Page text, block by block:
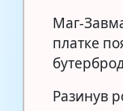
Маг-
платке
Разинув